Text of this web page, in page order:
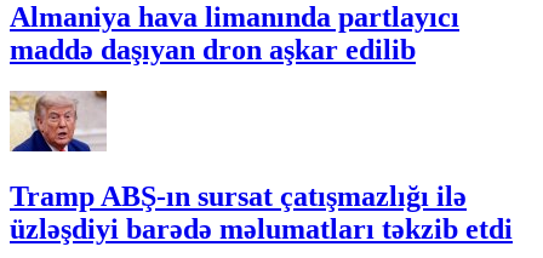
Almaniya hava limanında partlayıcı
maddə daşıyan dron aşkar edilib
Tramp ABŞ-ın sursat çatışmazlığı ilə
üzləşdiyi barədə məlumatları təkzib etdi